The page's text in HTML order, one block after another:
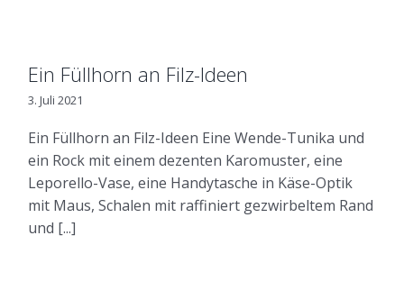
Ein Füllhorn an Filz-Ideen
3. Juli 2021
Ein Füllhorn an Filz-Ideen Eine Wende-Tunika und
ein Rock mit einem dezenten Karomuster, eine
Leporello-Vase, eine Handytasche in Käse-Optik
mit Maus, Schalen mit raffiniert gezwirbeltem Rand
und [...]